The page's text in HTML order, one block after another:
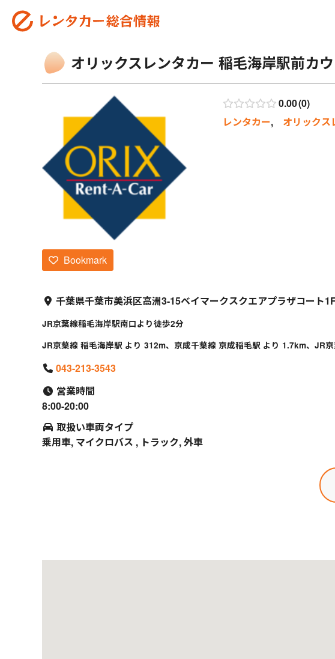
オリックスレンタカー 稲毛海岸駅前カ
0.00 0
レンタカー, オリックス
Bookmark
千葉県千葉市美浜区高洲3-15ベイマークスクエアプラザコート
JR京葉線稲毛海岸駅南口より徒歩2分
JR京葉線 稲毛海岸駅 より 312m、京成千葉線 京成稲毛駅 より 1.7km、JR
043-213-3543
営業時間
8:00-20:00
取扱い車両タイプ
乗用車, マイクロバス , トラック, 外車